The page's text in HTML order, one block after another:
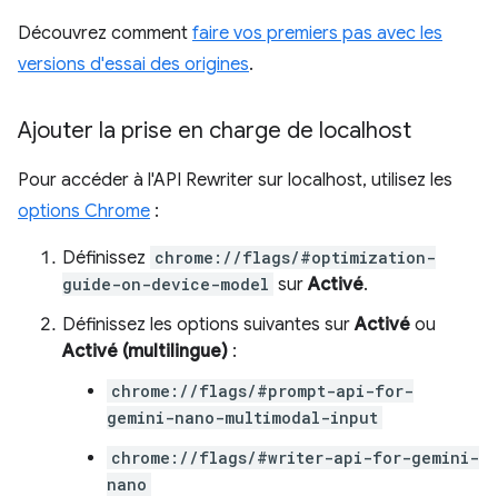
Découvrez comment faire vos premiers pas avec les
versions d'essai des origines.
Ajouter la prise en charge de localhost
Pour accéder à l'API Rewriter sur localhost, utilisez les
options Chrome :
Définissez chrome://flags/#optimization-
guide-on-device-model surActivé.
Définissez les options suivantes surActivé ou
Activé (multilingue) :
chrome://flags/#prompt-api-for-
gemini-nano-multimodal-input
chrome://flags/#writer-api-for-gemini-
nano